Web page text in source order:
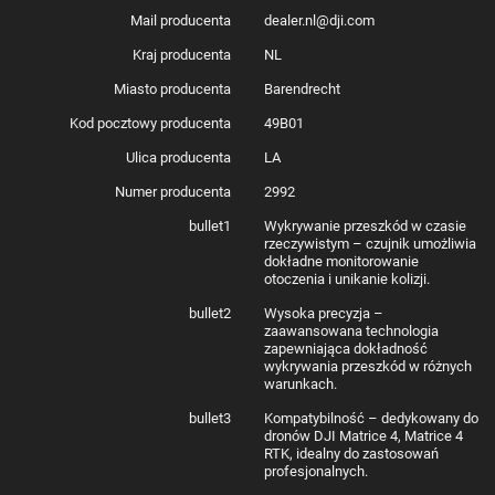
Moduł wykrywania przeszkód × 1
Klucz imbusowy H1,5 × 1
Naklejki odblaskowe (dla DJI Dock) × 12
DJI
103,3×64×85,8 mm (dł.×szer.×wys.)
-20° do 50° C (-4° do 122° F)
radaru fal milimetrowych
IP55 (z serią Matrice 4D)
Mail producenta dealer.nl@dji.com
Kraj producenta NL
Miasto producenta Barendrecht
Kod pocztowy producenta 49B01
Ulica producenta LA
Numer producenta 2992
bullet1
Wykrywanie przeszkód w czasie
rzeczywistym – czujnik umożliwia
dokładne monitorowanie
otoczenia i unikanie kolizji.
bullet2
Wysoka precyzja –
zaawansowana technologia
zapewniająca dokładność
wykrywania przeszkód w różnych
warunkach.
bullet3
Kompatybilność – dedykowany do
dronów DJI Matrice 4, Matrice 4
RTK, idealny do zastosowań
profesjonalnych.